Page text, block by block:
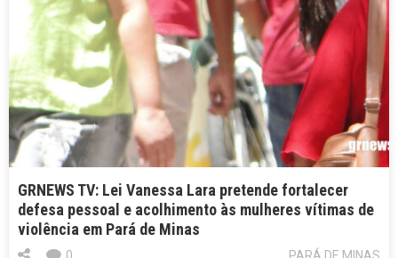
GRNEWS TV: Lei Vanessa Lara pretende fortalecer
defesa pessoal e acolhimento às mulheres vítimas de
violência em Pará de Minas